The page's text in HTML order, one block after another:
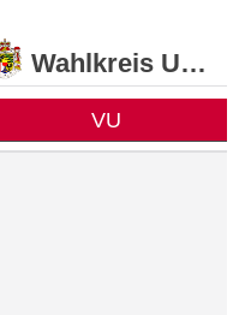
Wahlkreis Unterland
VU